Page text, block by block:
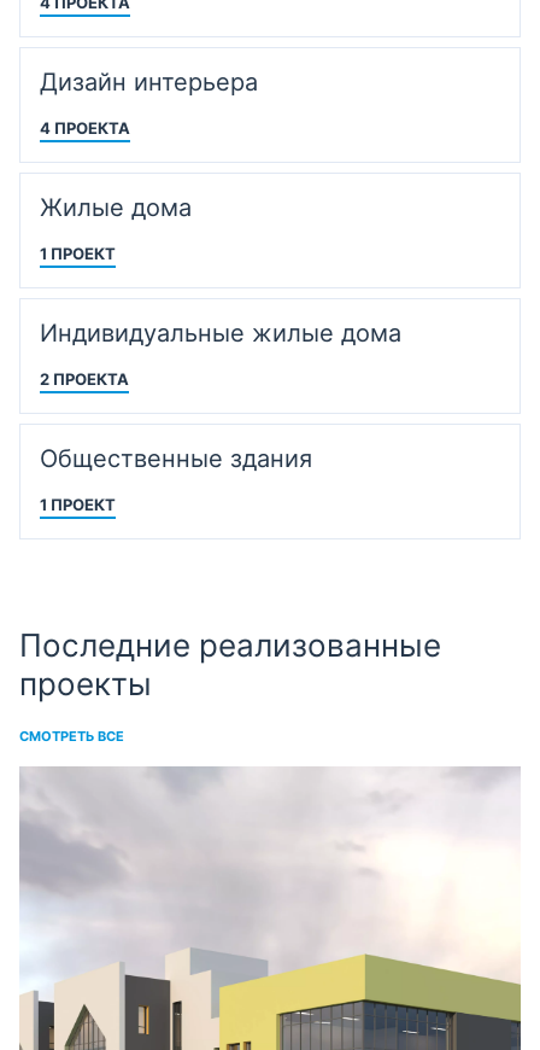
Дизайн интерьера
4 ПРОЕКТА
Жилые дома
1 ПРОЕКТ
Индивидуальные жилые дома
2 ПРОЕКТА
Общественные здания
1 ПРОЕКТ
Последние реализованные
проекты
СМОТРЕТЬ ВСЕ